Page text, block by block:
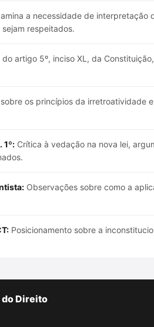
a necessidade de interpretação
respeitados.
do artigo 5º, inciso XL, da
sobre os princípios da irretroatividade
1º: Crítica à vedação na nova lei,
Observações sobre como a
Posicionamento sobre a
do Direito